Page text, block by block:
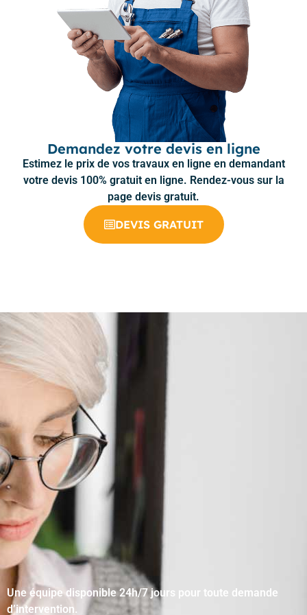
Demandez votre devis en ligne
Estimez le prix de vos travaux en ligne en demandant
votre devis 100% gratuit en ligne. Rendez-vous sur la
page devis gratuit.
DEVIS GRATUIT
Une équipe disponible 24h/7 jours pour toute demande
d’intervention.